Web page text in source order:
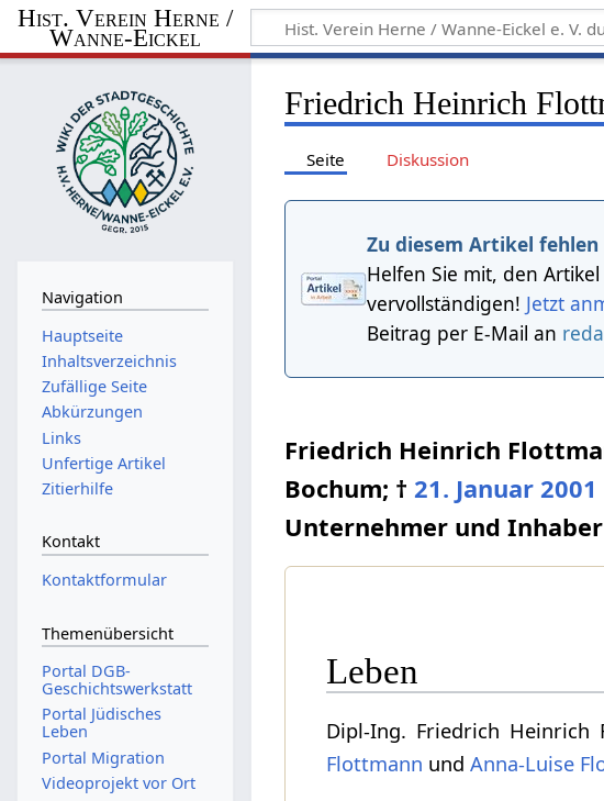
Hist. Verein Herne /
Wanne-Eickel
Friedrich Heinrich
Seite Diskussion
Zu diesem Artikel
Helfen Sie mit, den Artikel
vervollständigen! Jetzt
Beitrag per E-Mail an
Friedrich Heinrich
Bochum; †21. Januar 2001
Unternehmer und
Leben
Dipl-Ing. Friedrich Heinrich
Flottmann und Anna-Luise
Navigation
Hauptseite
Inhaltsverzeichnis
Zufällige Seite
Abkürzungen
Links
Unfertige Artikel
Zitierhilfe
Kontakt
Kontaktformular
Themenübersicht
Portal DGB-
Geschichtswerkstatt
Portal Jüdisches
Leben
Portal Migration
Videoprojekt vor Ort